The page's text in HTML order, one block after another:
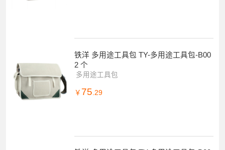
铁洋 多用途工具包 TY-多用途工具包-B00
2 个
多用途工具包
￥ 75 .29